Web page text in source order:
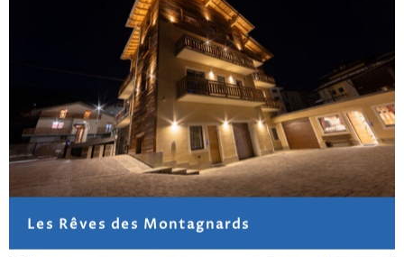
Les Rêves des Montagnards